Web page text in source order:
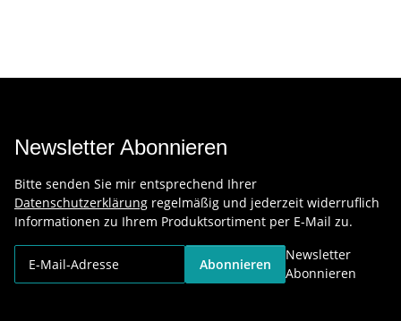
Newsletter Abonnieren
Bitte senden Sie mir entsprechend Ihrer
Datenschutzerklärung regelmäßig und jederzeit widerruflich
Informationen zu Ihrem Produktsortiment per E-Mail zu.
Abonnieren
Newsletter
Abonnieren